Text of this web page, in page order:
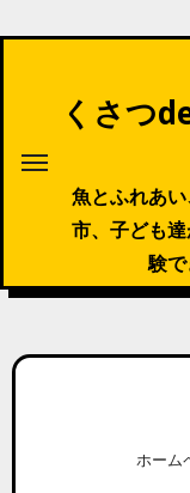
くさつ
魚とふれあ
市、子ども
験で
ホーム